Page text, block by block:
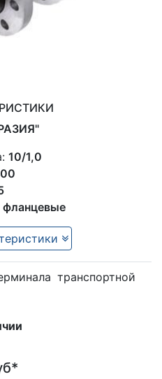
10/1,0
фланцевые
транспортной